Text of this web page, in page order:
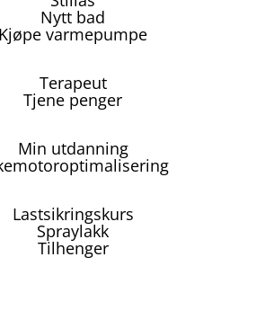
Nytt bad
Kjøpe varmepumpe
Terapeut
Tjene penger
Min utdanning
Lastsikringskurs
Spraylakk
Tilhenger